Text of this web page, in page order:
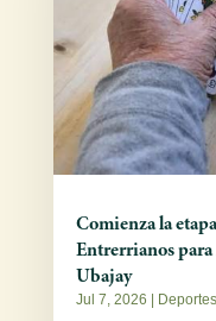
Comienza la
Entrerrianos para
Ubajay
Jul 7, 2026 Deportes